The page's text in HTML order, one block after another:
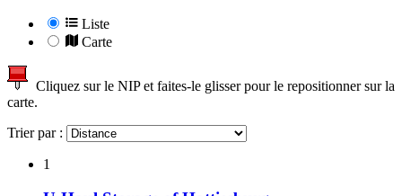
Liste
Carte
Cliquez sur le NIP et faites-le glisser pour le repositionner sur la
carte.
Trier par :
1